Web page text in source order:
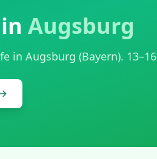
in Augsburg
in Augsburg (Bayern). 13–16